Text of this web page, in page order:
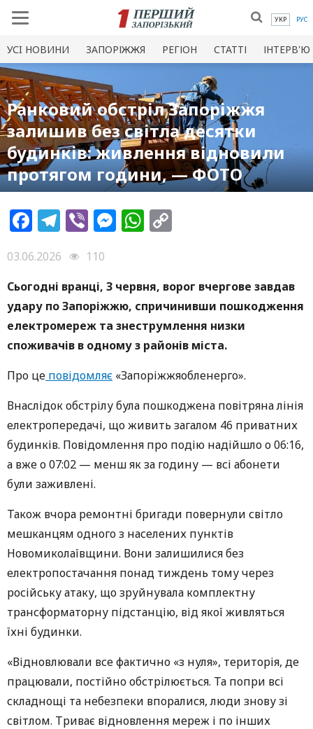
УКР РУС
УСI НОВИНИ ЗАПОРІЖЖЯ РЕГІОН СТАТТІ ІНТЕРВ'Ю
Ранковий обстріл Запоріжжя
залишив без світла десятки
будинків: живлення відновили
протягом години, — ФОТО
Facebook
Telegram
ViberMessenger
WhatsApp
03.06.2026
110
Сьогодні вранці, 3 червня, ворог вчергове завдав
удару по Запоріжжю, спричинивши пошкодження
електромереж та знеструмлення низки
споживачів в одному з районів міста.
Про це повідомляє «Запоріжжяобленерго».
Внаслідок обстрілу була пошкоджена повітряна лінія
електропередачі, що живить загалом 46 приватних
будинків. Повідомлення про подію надійшло о 06:16,
а вже о 07:02 — менш як за годину — всі абонети
були заживлені.
Також вчора ремонтні бригади повернули світло
мешканцям одного з населених пунктів
Новомиколаївщини. Вони залишилися без
електропостачання понад тиждень тому через
російську атаку, що зруйнувала комплектну
трансформаторну підстанцію, від якої живляться
їхні будинки.
«Відновлювали все фактично «з нуля», територія, де
працювали, постійно обстрілюється. Та попри всі
складнощі та небезпеки впоралися, люди знову зі
світлом. Триває відновлення мереж і по інших